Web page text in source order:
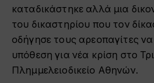
καταδικάστηκε αλλά μια
του δικαστηρίου που τον
οδήγησε τους αρεοπαγίτες
υπόθεση για νέα κρίση στο
Πλημμελειοδικείο Αθηνών.